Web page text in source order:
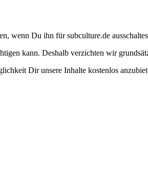
wenn Du ihn für subculture.de
kann. Deshalb verzichten wir
Dir unsere Inhalte kostenlos